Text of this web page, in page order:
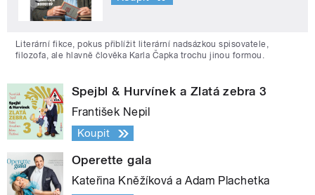
Literární fikce, pokus přiblížit literární nadsázkou spisovatele,
filozofa, ale hlavně člověka Karla Čapka trochu jinou formou.
Spejbl & Hurvínek a Zlatá zebra 3
František Nepil
Koupit
Operette gala
Kateřina Kněžíková a Adam Plachetka